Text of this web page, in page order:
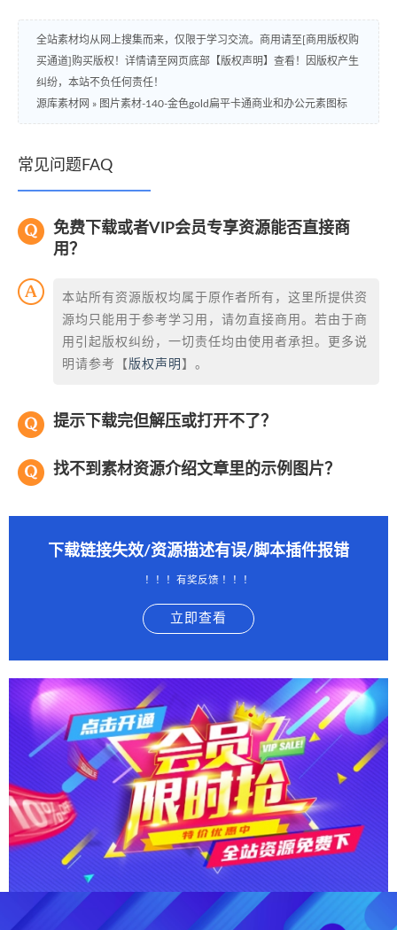
全站素材均从网上搜集而来，仅限于学习交流。商用请至[商用版权购
买通道]购买版权！详情请至网页底部【版权声明】查看！因版权产生
纠纷，本站不负任何责任！
源库素材网 » 图片素材-140-金色gold扁平卡通商业和办公元素图标
常见问题FAQ
免费下载或者VIP会员专享资源能否直接商
用？
本站所有资源版权均属于原作者所有，这里所提供资
源均只能用于参考学习用，请勿直接商用。若由于商
用引起版权纠纷，一切责任均由使用者承担。更多说
明请参考【 版权声明 】。
提示下载完但解压或打开不了？
找不到素材资源介绍文章里的示例图片？
下载链接失效/资源描述有误/脚本插件报错
！！！有奖反馈 ！！！
立即查看